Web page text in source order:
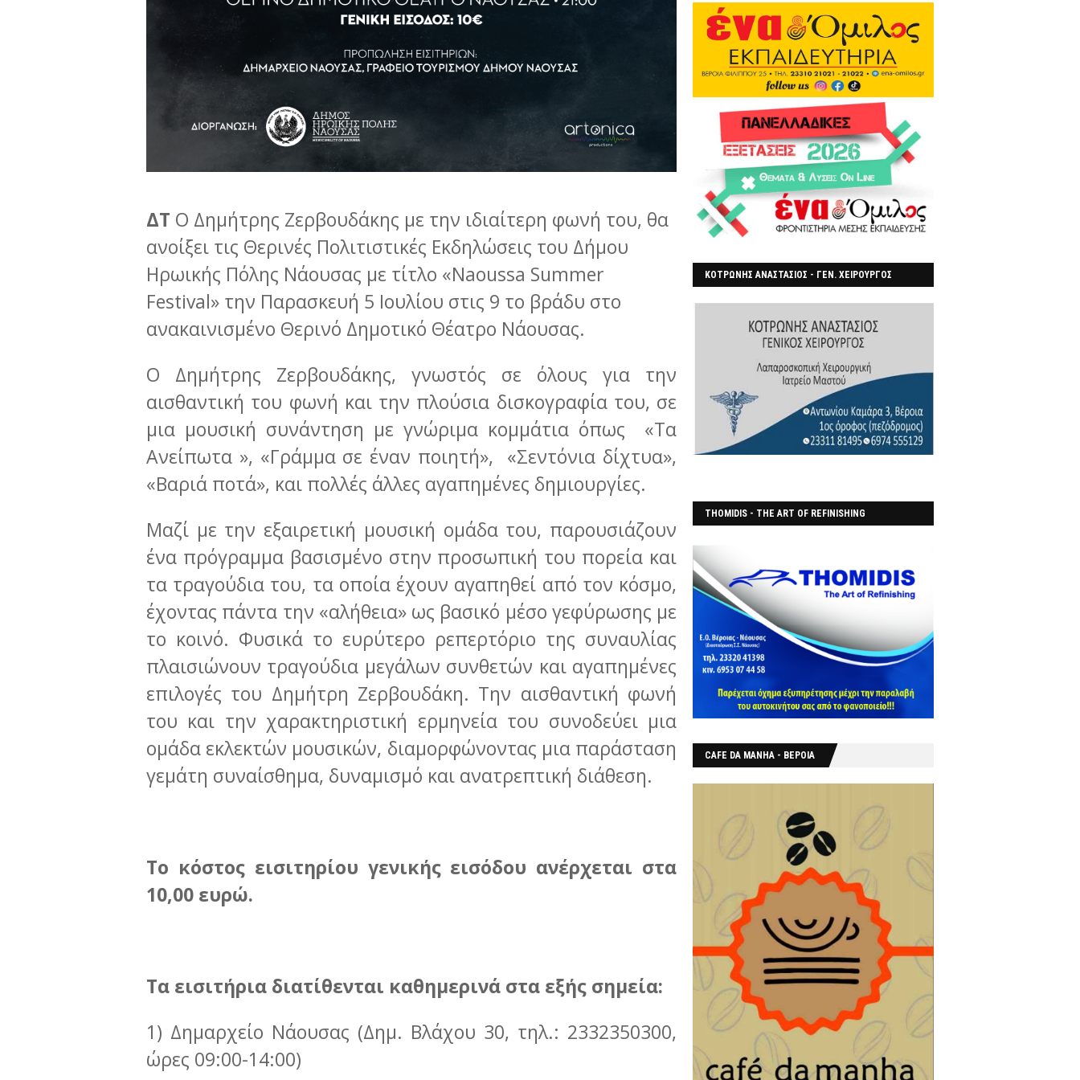
ΔΤ Ο Δημήτρης Ζερβουδάκης με την ιδιαίτερη φωνή του, θα
ανοίξει τις Θερινές Πολιτιστικές Εκδηλώσεις του Δήμου
Ηρωικής Πόλης Νάουσας με τίτλο «Naoussa Summer
Festival» την Παρασκευή 5 Ιουλίου στις 9 το βράδυ στο
ανακαινισμένο Θερινό Δημοτικό Θέατρο Νάουσας.
Ο Δημήτρης Ζερβουδάκης, γνωστός σε όλους για την
αισθαντική του φωνή και την πλούσια δισκογραφία του, σε
μια μουσική συνάντηση με γνώριμα κομμάτια όπως «Τα
Ανείπωτα », «Γράμμα σε έναν ποιητή», «Σεντόνια δίχτυα»,
«Βαριά ποτά», και πολλές άλλες αγαπημένες δημιουργίες.
Μαζί με την εξαιρετική μουσική ομάδα του, παρουσιάζουν
ένα πρόγραμμα βασισμένο στην προσωπική του πορεία και
τα τραγούδια του, τα οποία έχουν αγαπηθεί από τον κόσμο,
έχοντας πάντα την «αλήθεια» ως βασικό μέσο γεφύρωσης με
το κοινό. Φυσικά το ευρύτερο ρεπερτόριο της συναυλίας
πλαισιώνουν τραγούδια μεγάλων συνθετών και αγαπημένες
επιλογές του Δημήτρη Ζερβουδάκη. Την αισθαντική φωνή
του και την χαρακτηριστική ερμηνεία του συνοδεύει μια
ομάδα εκλεκτών μουσικών, διαμορφώνοντας μια παράσταση
γεμάτη συναίσθημα, δυναμισμό και ανατρεπτική διάθεση.
Το κόστος εισιτηρίου γενικής εισόδου ανέρχεται στα
10,00 ευρώ.
Τα εισιτήρια διατίθενται καθημερινά στα εξής σημεία:
1) Δημαρχείο Νάουσας (Δημ. Βλάχου 30, τηλ.: 2332350300,
ώρες 09:00-14:00)
ΚΟΤΡΩΝΗΣ ΑΝΑΣΤΑΣΙΟΣ - ΓΕΝ. ΧΕΙΡΟΥΡΓΟΣ
THOMIDIS - THE ART OF REFINISHING
CAFE DA MANHA - ΒΕΡΟΙΑ